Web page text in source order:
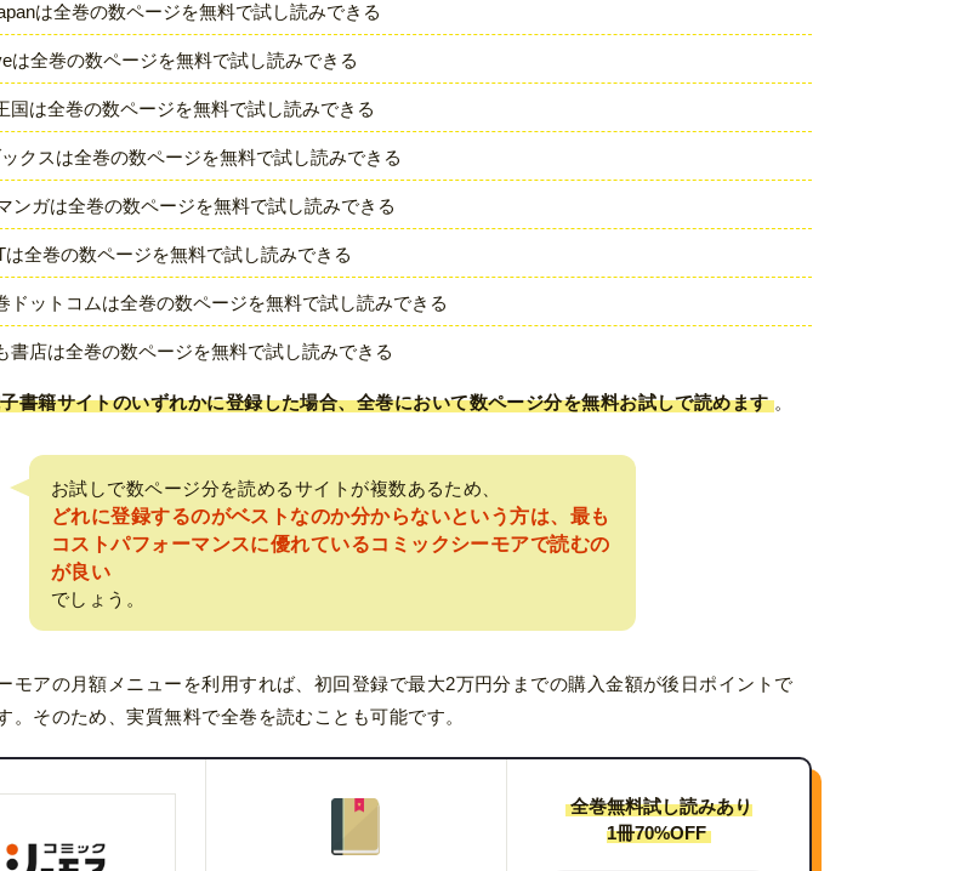
は全巻の数ページを無料で試し読みできる
は全巻の数ページを無料で試し読みできる
国は全巻の数ページを無料で試し読みできる
クスは全巻の数ページを無料で試し読みできる
ンガは全巻の数ページを無料で試し読みできる
は全巻の数ページを無料で試し読みできる
ドットコムは全巻の数ページを無料で試し読みできる
書店は全巻の数ページを無料で試し読みできる
書籍サイトのいずれかに登録した場合、全巻において数ページ分を無料お試しで読めます 。
お試しで数ページ分を読めるサイトが複数あるため、
どれに登録するのがベストなのか分からないという方は、最も
コストパフォーマンスに優れているコミックシーモアで読むの
が良い
でしょう。
モアの月額メニューを利用すれば、初回登録で最大2万円分までの購入金額が後日ポイントで
。そのため、実質無料で全巻を読むことも可能です。
全巻無料試し読みあり
1冊70%OFF